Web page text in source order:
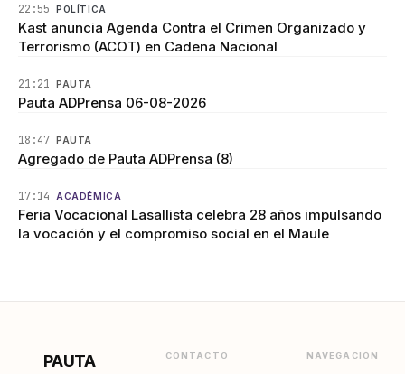
22:55 POLÍTICA
Kast anuncia Agenda Contra el Crimen Organizado y
Terrorismo (ACOT) en Cadena Nacional
21:21 PAUTA
Pauta ADPrensa 06-08-2026
18:47 PAUTA
Agregado de Pauta ADPrensa (8)
17:14 ACADÉMICA
Feria Vocacional Lasallista celebra 28 años impulsando
la vocación y el compromiso social en el Maule
PAUTA CONTACTO NAVEGACIÓN